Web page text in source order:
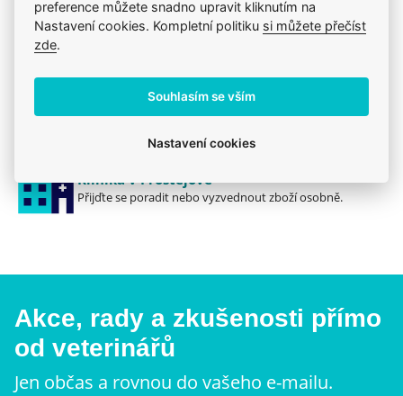
Mazlíčkům pomáháme denně již 20 let.
Prodáváme to, čemu věříme
Klinika v Prostějově
Přijďte se poradit nebo vyzvednout zboží osobně.
Akce, rady a zkušenosti přímo
od veterinářů
Jen občas a rovnou do vašeho e-mailu.
preference můžete snadno upravit kliknutím na
Nastavení cookies. Kompletní politiku si můžete přečíst
zde.
Souhlasím se vším
Nastavení cookies